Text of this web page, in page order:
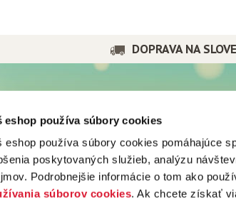
eshop používa súbory cookies
eshop používa súbory cookies pomáhajúce
poskytovaných služieb, analýzu
Podrobnejšie informácie o tom ako
súborov cookies. Ak chcete získať
DOPRAVA NA
História spoločnosti
Firma dnes
Podniková predajňa
Svet kávy
Svet čaju